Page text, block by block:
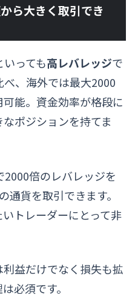
ら大きく取引でき
っても高レバレッジで
べ、海外では最大2000
能。資金効率が格段に
ポジションを持てま
倍のレバレッジを
通貨を取引できます。
トレーダーにとって非
益だけでなく損失も拡
必須です。